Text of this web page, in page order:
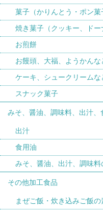
菓子（かりんとう・ポン菓
焼き菓子（クッキー、ドー
お煎餅
お饅頭、大福、ようかんな
ケーキ、シュークリームな
スナック菓子
みそ、醤油、調味料、出汁、
出汁
食用油
みそ、醤油、出汁、調味料
その他加工食品
まぜご飯・炊き込みご飯の